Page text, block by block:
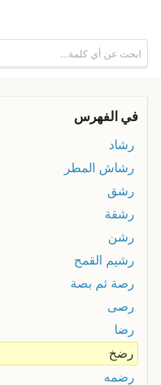
في الفهرس
رشاد
رشاش المطر
رشق
رشقة
رشن
رشيم القمح
رصة ثم بصة
رصى
رضا
رضخ
رضمه